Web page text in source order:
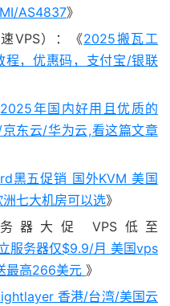
AS4837》
VPS）：《2025搬瓦工
程，优惠码，支付宝/银联
2025年国内好用且优质的
东云/华为云,看这篇文章
黑五促销 国外KVM 美国
七大机房可以选》
务器大促 VPS低至
服务器仅$9.9/月 美国vps
最高266美元 》
香港/台湾/美国云